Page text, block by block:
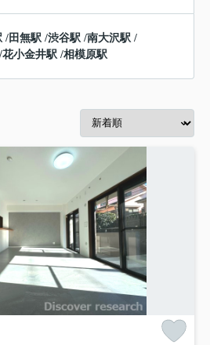
/田無駅 /渋谷駅 /南大沢駅 /
/花小金井駅 /相模原駅